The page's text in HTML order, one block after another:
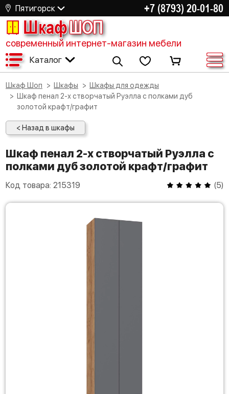
Пятигорск +7 (8793) 20-01-80
ШкафШОП
современный интернет-магазин мебели
Каталог
Шкаф Шоп Шкафы
Шкафы для одежды
Шкаф пенал 2-х створчатый Руэлла с полками дуб
золотой крафт/графит
< Назад в шкафы
Шкаф пенал 2-х створчатый Руэлла с
полками дуб золотой крафт/графит
Код товара: 215319 (5)